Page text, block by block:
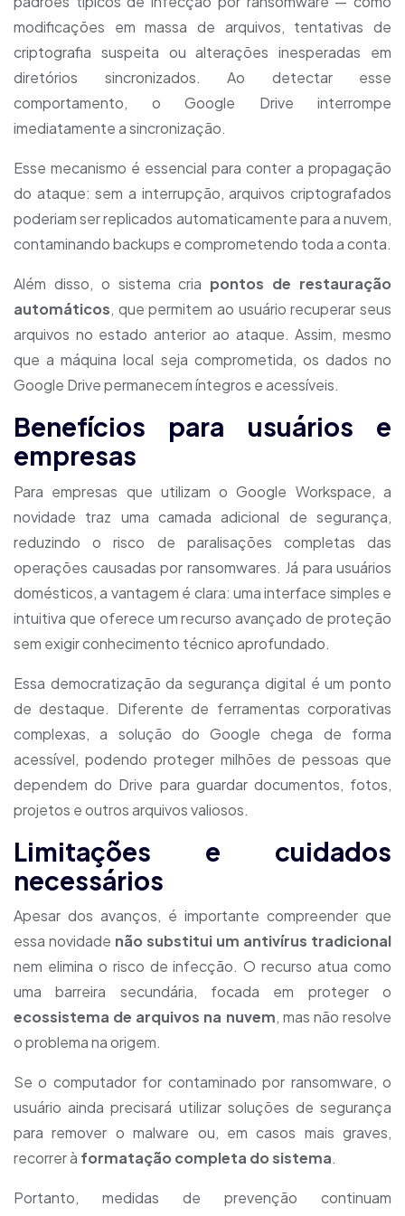
modificações em massa de arquivos, tentativas de
criptografia suspeita ou alterações inesperadas em
diretórios sincronizados. Ao detectar esse
comportamento, o Google Drive interrompe
imediatamente a sincronização.
Esse mecanismo é essencial para conter a propagação
do ataque: sem a interrupção, arquivos criptografados
poderiam ser replicados automaticamente para a nuvem,
contaminando backups e comprometendo toda a conta.
Além disso, o sistema cria pontos de restauração
automáticos, que permitem ao usuário recuperar seus
arquivos no estado anterior ao ataque. Assim, mesmo
que a máquina local seja comprometida, os dados no
Google Drive permanecem íntegros e acessíveis.
Benefícios para usuários e
empresas
Para empresas que utilizam o Google Workspace, a
novidade traz uma camada adicional de segurança,
reduzindo o risco de paralisações completas das
operações causadas por ransomwares. Já para usuários
domésticos, a vantagem é clara: uma interface simples e
intuitiva que oferece um recurso avançado de proteção
sem exigir conhecimento técnico aprofundado.
Essa democratização da segurança digital é um ponto
de destaque. Diferente de ferramentas corporativas
complexas, a solução do Google chega de forma
acessível, podendo proteger milhões de pessoas que
dependem do Drive para guardar documentos, fotos,
projetos e outros arquivos valiosos.
Limitações e cuidados
necessários
Apesar dos avanços, é importante compreender que
essa novidade não substitui um antivírus tradicional
nem elimina o risco de infecção. O recurso atua como
uma barreira secundária, focada em proteger o
ecossistema de arquivos na nuvem, mas não resolve
o problema na origem.
Se o computador for contaminado por ransomware, o
usuário ainda precisará utilizar soluções de segurança
para remover o malware ou, em casos mais graves,
recorrer à formatação completa do sistema.
Portanto, medidas de prevenção continuam